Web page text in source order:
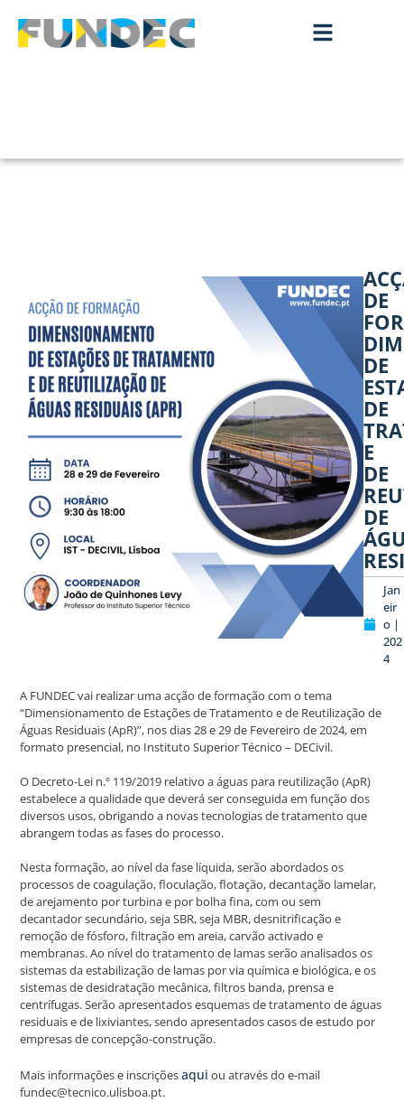
DE
DE
DE
E
DE
DE
Jan
eir
o |
202
4
A FUNDEC vai realizar uma acção de formação com o tema
“Dimensionamento de Estações de Tratamento e de Reutilização de
Águas Residuais (ApR)”, nos dias 28 e 29 de Fevereiro de 2024, em
formato presencial, no Instituto Superior Técnico – DECivil.
O Decreto-Lei n.º 119/2019 relativo a águas para reutilização (ApR)
estabelece a qualidade que deverá ser conseguida em função dos
diversos usos, obrigando a novas tecnologias de tratamento que
abrangem todas as fases do processo.
Nesta formação, ao nível da fase líquida, serão abordados os
processos de coagulação, floculação, flotação, decantação lamelar,
de arejamento por turbina e por bolha fina, com ou sem
decantador secundário, seja SBR, seja MBR, desnitrificação e
remoção de fósforo, filtração em areia, carvão activado e
membranas. Ao nível do tratamento de lamas serão analisados os
sistemas da estabilização de lamas por via química e biológica, e os
sistemas de desidratação mecânica, filtros banda, prensa e
centrífugas. Serão apresentados esquemas de tratamento de águas
residuais e de lixiviantes, sendo apresentados casos de estudo por
empresas de concepção-construção.
Mais informações e inscriçõesaqui ou através do e-mail
fundec@tecnico.ulisboa.pt.